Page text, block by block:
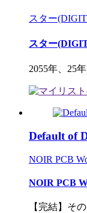
スター
スター
2055年、25
Default of
NOIR PCB
NOIR PCB
【完結】そ